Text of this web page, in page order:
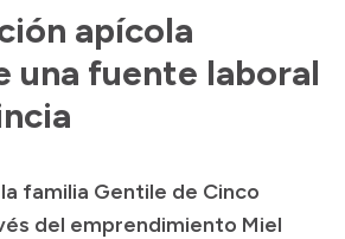
apícola
una fuente laboral
familia Gentile de Cinco
del emprendimiento Miel